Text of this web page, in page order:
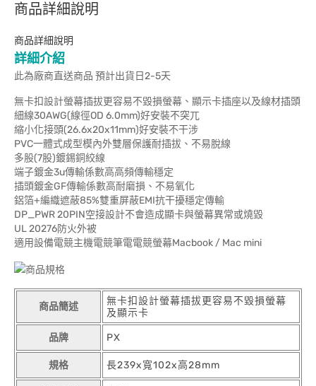
商品詳細說明
商品詳細說明
詳細介紹
此為廠商直送商品 預計出貨日2-5天
無卡扣設計螢幕插拔更容易不毀損螢幕、顯示卡插座以及線材插頭
細線30AWG(線徑OD 6.0mm)好安裝不突兀
縮小化接頭(26.6x20x11mm)好安裝不干涉
PVC一體式成型模內外雙層保護耐插拔、不易脫線
多股(7股)鍍錫銅絞線
端子鍍金3u傳輸係數高高頻傳輸穩定
插頭鍍金GF傳輸係數高耐磨損、不易氧化
鋁箔+編織遮蔽85%雙重屏蔽EMI抗干擾穩定傳輸
DP_PWR 20PIN空接設計不會造成顯卡與螢幕異常或燒毀
UL 20276防火外被
適用設備電競主機電競筆電電競螢幕Macbook / Mac mini
商品規格
商品簡述
無卡扣設計螢幕插拔更容易不毀損螢幕
及顯示卡
品牌 PX
規格 長239x寬102x高28mm